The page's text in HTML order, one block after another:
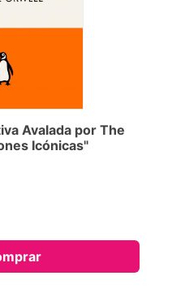
Avalada por The
Icónicas"